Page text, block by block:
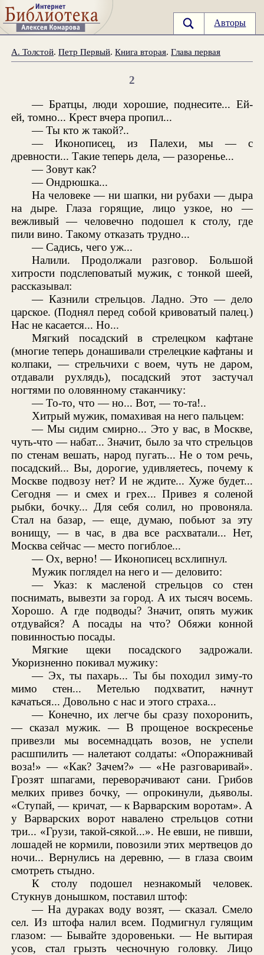
Авторы
А. Толстой.Петр Первый.Книга вторая.Глава первая
2
— Братцы, люди хорошие, поднесите... Ей-
ей, томно... Крест вчера пропил...
— Ты кто ж такой?..
— Иконописец, из Палехи, мы — с
древности... Такие теперь дела, — разоренье...
— Зовут как?
— Ондрюшка...
На человеке — ни шапки, ни рубахи — дыра
на дыре. Глаза горящие, лицо узкое, но —
вежливый — человечно подошел к столу, где
пили вино. Такому отказать трудно...
— Садись, чего уж...
Налили. Продолжали разговор. Большой
хитрости подслеповатый мужик, с тонкой шеей,
рассказывал:
— Казнили стрельцов. Ладно. Это — дело
царское. (Поднял перед собой кривоватый палец.)
Нас не касается... Но...
Мягкий посадский в стрелецком кафтане
(многие теперь донашивали стрелецкие кафтаны и
колпаки, — стрельчихи с воем, чуть не даром,
отдавали рухлядь), посадский этот застучал
ногтями по оловянному стаканчику:
— То-то, что — но... Вот, — то-та!..
Хитрый мужик, помахивая на него пальцем:
— Мы сидим смирно... Это у вас, в Москве,
чуть-что — набат... Значит, было за что стрельцов
по стенам вешать, народ пугать... Не о том речь,
посадский... Вы, дорогие, удивляетесь, почему к
Москве подвозу нет? И не ждите... Хуже будет...
Сегодня — и смех и грех... Привез я соленой
рыбки, бочку... Для себя солил, но провоняла.
Стал на базар, — еще, думаю, побьют за эту
вонищу, — в час, в два все расхватали... Нет,
Москва сейчас — место погиблое...
— Ох, верно! — Иконописец всхлипнул.
Мужик поглядел на него и — деловито:
— Указ: к масленой стрельцов со стен
поснимать, вывезти за город. А их тысяч восемь.
Хорошо. А где подводы? Значит, опять мужик
отдувайся? А посады на что? Обяжи конной
повинностью посады.
Мягкие щеки посадского задрожали.
Укоризненно покивал мужику:
— Эх, ты пахарь... Ты бы походил зиму-то
мимо стен... Метелью подхватит, начнут
качаться... Довольно с нас и этого страха...
— Конечно, их легче бы сразу похоронить,
— сказал мужик. — В прощеное воскресенье
привезли мы восемнадцать возов, не успели
расшпилить — налетают солдаты: «Опоражнивай
воза!» — «Как? Зачем?» — «Не разговаривай».
Грозят шпагами, переворачивают сани. Грибов
мелких привез бочку, — опрокинули, дьяволы.
«Ступай, — кричат, — к Варварским воротам». А
у Варварских ворот навалено стрельцов сотни
три... «Грузи, такой-сякой...». Не евши, не пивши,
лошадей не кормили, повозили этих мертвецов до
ночи... Вернулись на деревню, — в глаза своим
смотреть стыдно.
К столу подошел незнакомый человек.
Стукнув донышком, поставил штоф:
— На дураках воду возят, — сказал. Смело
сел. Из штофа налил всем. Подмигнул гулящим
глазом: — Бывайте здоровеньки. — Не вытирая
усов, стал грызть чесночную головку. Лицо